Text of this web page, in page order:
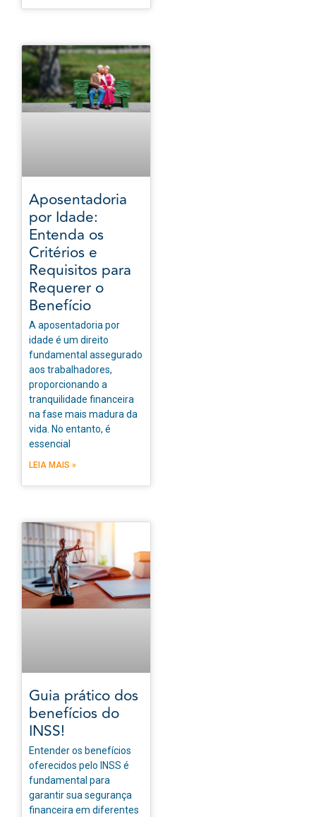
Aposentadoria
por Idade:
Entenda os
Critérios e
Requisitos para
Requerer o
Benefício
A aposentadoria por
idade é um direito
fundamental assegurado
aos trabalhadores,
proporcionando a
tranquilidade financeira
na fase mais madura da
vida. No entanto, é
essencial
LEIA MAIS »
Guia prático dos
benefícios do
INSS!
Entender os benefícios
oferecidos pelo INSS é
fundamental para
garantir sua segurança
financeira em diferentes